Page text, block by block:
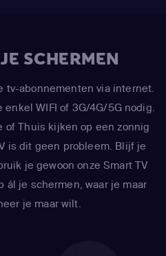
SCHERMEN
tv-abonnementen via internet.
WIFI of 3G/4G/5G nodig.
of Thuis kijken op een zonnig
is dit geen probleem. Blijf je
je gewoon onze Smart TV
ál je schermen, waar je maar
je maar wilt.